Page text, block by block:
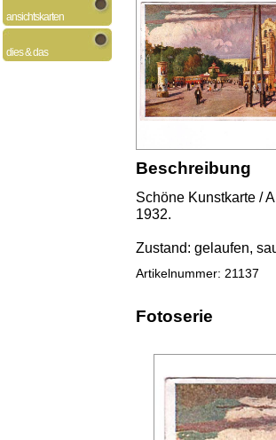
ansichtskarten
dies & das
Beschreibung
Schöne Kunstkarte /
1932.
Zustand: gelaufen,
Artikelnummer: 21137
Fotoserie